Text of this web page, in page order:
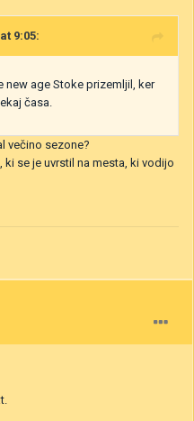
9:05:
new age Stoke prizemljil, ker
časa.
večino sezone?
se je uvrstil na mesta, ki vodijo